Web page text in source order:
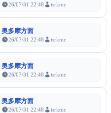
26/07/31 22:48 tsrknic
奥多摩方面
26/07/31 22:48 tsrknic
奥多摩方面
26/07/31 22:48 tsrknic
奥多摩方面
26/07/31 22:48 tsrknic